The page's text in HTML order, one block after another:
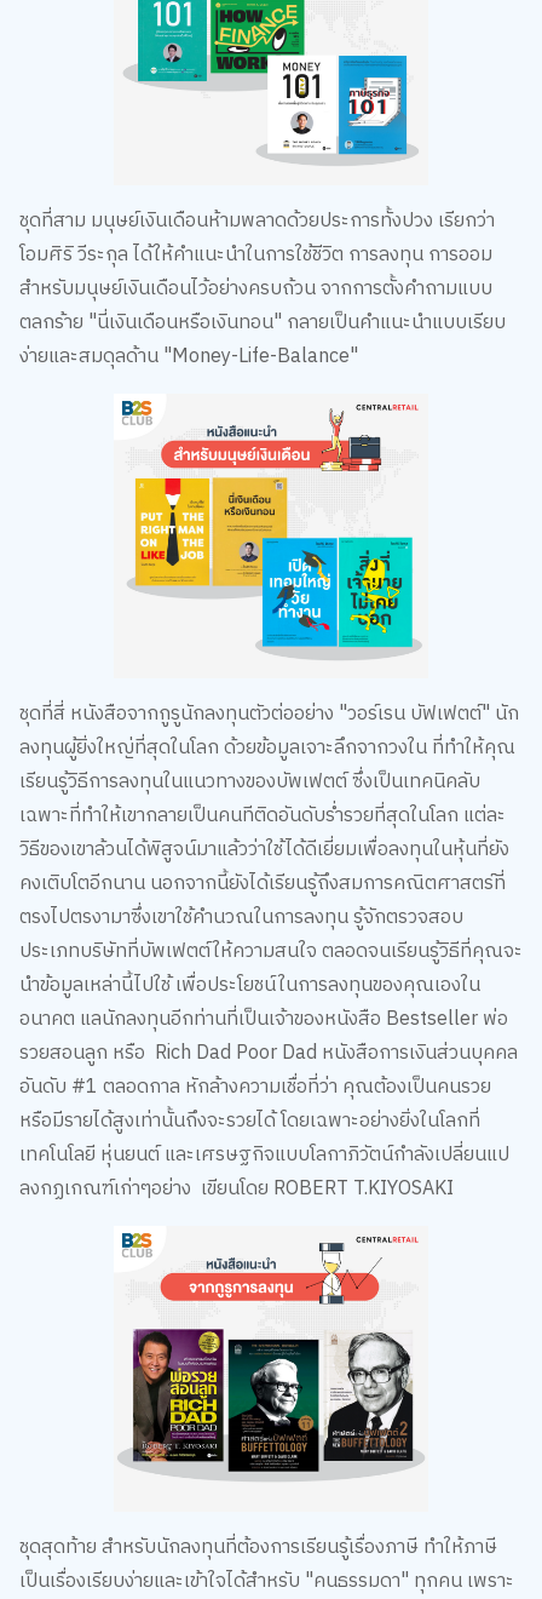
ชุดที่สาม มนุษย์เงินเดือนห้ามพลาดด้วยประการทั้งปวง เรียกว่า
โอมศิริ วีระกุล ได้ให้คำแนะนำในการใช้ชีวิต การลงทุน การออม
สำหรับมนุษย์เงินเดือนไว้อย่างครบถ้วน จากการตั้งคำถามแบบ
ตลกร้าย "นี่เงินเดือนหรือเงินทอน" กลายเป็นคำแนะนำแบบเรียบ
ง่ายและสมดุลด้าน "Money-Life-Balance"
ชุดที่สี่ หนังสือจากกูรูนักลงทุนตัวต่ออย่าง "วอร์เรน บัฟเฟตต์" นัก
ลงทุนผู้ยิ่งใหญ่ที่สุดในโลก ด้วยข้อมูลเจาะลึกจากวงใน ที่ทำให้คุณ
เรียนรู้วิธีการลงทุนในแนวทางของบัพเฟตต์ ซึ่งเป็นเทคนิคลับ
เฉพาะที่ทำให้เขากลายเป็นคนทีติดอันดับร่ำรวยที่สุดในโลก แต่ละ
วิธีของเขาล้วนได้พิสูจน์มาแล้วว่าใช้ได้ดีเยี่ยมเพื่อลงทุนในหุ้นที่ยัง
คงเติบโตอีกนาน นอกจากนี้ยังได้เรียนรู้ถึงสมการคณิตศาสตร์ที่
ตรงไปตรงามาซึ่งเขาใช้คำนวณในการลงทุน รู้จักตรวจสอบ
ประเภทบริษัทที่บัพเฟตต์ให้ความสนใจ ตลอดจนเรียนรู้วิธีที่คุณจะ
นำข้อมูลเหล่านี้ไปใช้ เพื่อประโยชน์ในการลงทุนของคุณเองใน
อนาคต แลนักลงทุนอีกท่านที่เป็นเจ้าของหนังสือ Bestseller พ่อ
รวยสอนลูก หรือ Rich Dad Poor Dad หนังสือการเงินส่วนบุคคล
อันดับ #1 ตลอดกาล หักล้างความเชื่อที่ว่า คุณต้องเป็นคนรวย
หรือมีรายได้สูงเท่านั้นถึงจะรวยได้ โดยเฉพาะอย่างยิ่งในโลกที่
เทคโนโลยี หุ่นยนต์ และเศรษฐกิจแบบโลกาภิวัตน์กำลังเปลี่ยนแป
ลงกฏเกณฑ์เก่าๆอย่าง เขียนโดย ROBERT T.KIYOSAKI
เป็นเรื่องเรียบง่ายและเข้าใจได้สำหรับ "คนธรรมดา" ทุกคน เพราะ
คนทุกคนไม่จำเป็นต้องเข้าใจภาษีทุกเรื่อง แต่ขอให้เข้าใจเรื่องภาษีที่